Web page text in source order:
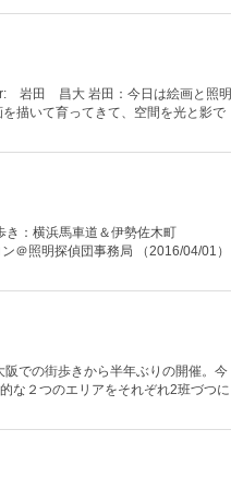
岩田 昌大 岩田：今日は絵画と照明
描いて育ってきて、空間を光と影で
：横浜馬車道＆伊勢佐木町
＠照明探偵団事務局 （2016/04/01）
での街歩きから半年ぶりの開催。今
な２つのエリアをそれぞれ2班づつに